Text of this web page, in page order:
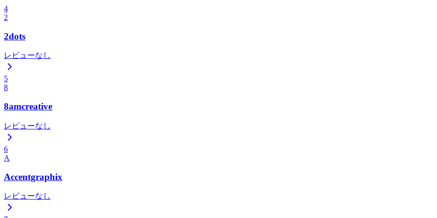
4
2
2dots
レビューなし
5
8
8amcreative
レビューなし
6
A
Accentgraphix
レビューなし